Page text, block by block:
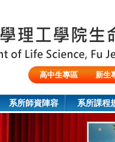
高中生專區
新生
系所師資陣容 系所課程